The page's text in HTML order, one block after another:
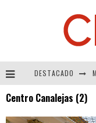
DESTACADO
Centro Canalejas (2)